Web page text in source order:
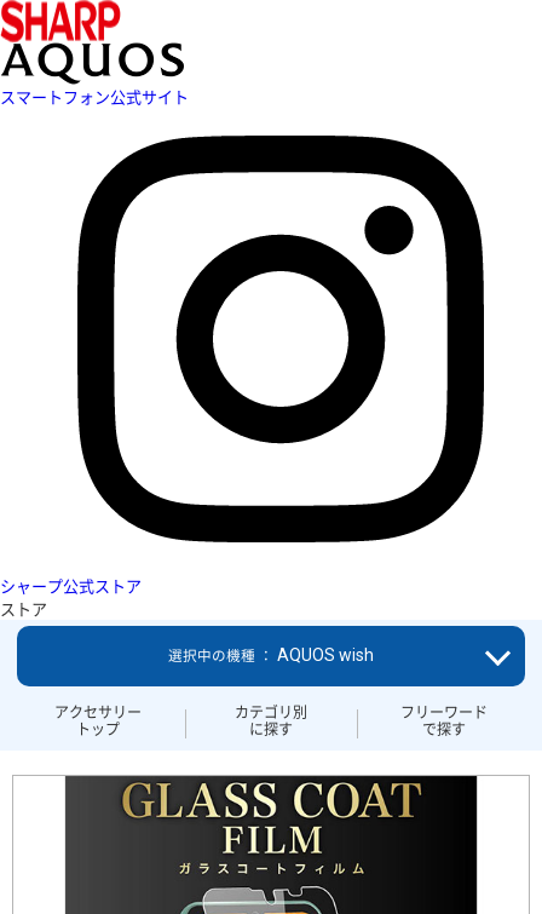
スマートフォン公式サイト
シャープ公式ストア
ストア
アクセサリー
トップ
カテゴリ別
に探す
フリーワード
で探す
選択中の機種 ： AQUOS wish